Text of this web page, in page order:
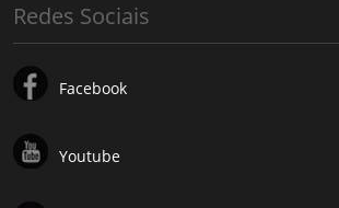
Redes Sociais
Facebook
Youtube